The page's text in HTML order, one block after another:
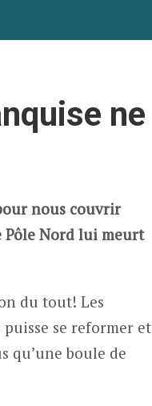
ne
nous couvrir
Pôle Nord lui meurt
du tout! Les
se reformer et
qu’une boule de